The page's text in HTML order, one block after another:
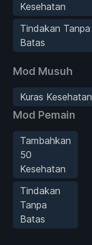
Kesehatan
Tindakan Tanpa
Batas
Mod Musuh
Kuras Kesehatan
Mod Pemain
Tambahkan
50
Kesehatan
Tindakan
Tanpa
Batas